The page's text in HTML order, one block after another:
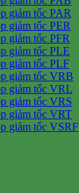
giảm tốc PAR
giảm tốc PER
giảm tốc PFR
giảm tốc PLE
giảm tốc PLF
giảm tốc VRB
giảm tốc VRL
giảm tốc VRS
giảm tốc VRT
giảm tốc VSRF